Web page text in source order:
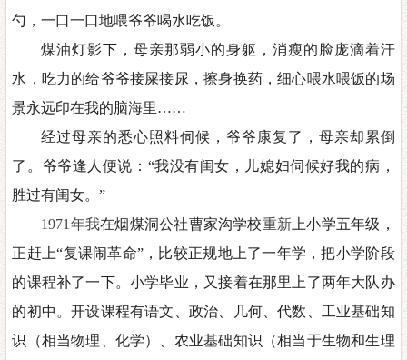
勺，一口一口地喂爷爷喝水吃饭。
煤油灯影下，母亲那弱小的身躯，消瘦的脸庞滴着汗
水，吃力的给爷爷接屎接尿，擦身换药，细心喂水喂饭的场
景永远印在我的脑海里……
经过母亲的悉心照料伺候 ， 爷爷康复了 ， 母亲却累倒
了。爷爷逢人便说： “我没有闺女，儿媳妇伺候好我的病，
胜过有闺女。”
1971年我在烟煤洞公社曹家沟学校重新 上小学五年级，
正赶上“复课闹革命”， 比较正规地上了一年学，把小学阶段
的课程补了一下。小学毕业，又接着在那里上了两年大队办
的初中。开设课程有语文、政治、几何、代数、工业基础知
识（相当物理、化学）、农业基础知识（相当于生物和生理